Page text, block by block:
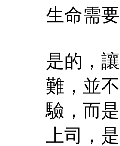
生命需
是的，
難，並
驗，而
上司，